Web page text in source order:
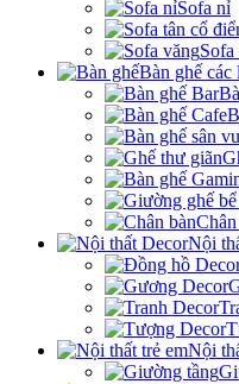
Sofa nỉ
Sofa
Bàn ghế các
Nội
Nội